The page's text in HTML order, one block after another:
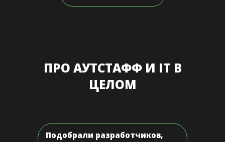
ПРО АУТСТАФФ И IT В
ЦЕЛОМ
Подобрали разработчиков,